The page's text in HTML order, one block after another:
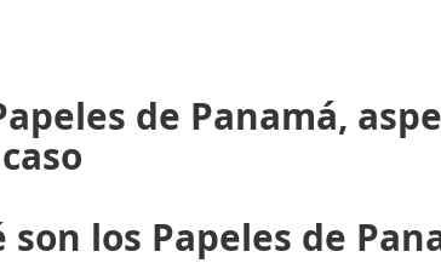
de Panamá,
son los Papeles de